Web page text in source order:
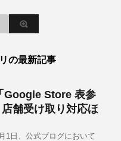
の最新記事
Google Store 表参
舗受け取り対応ほ
1日、公式ブログにおいて